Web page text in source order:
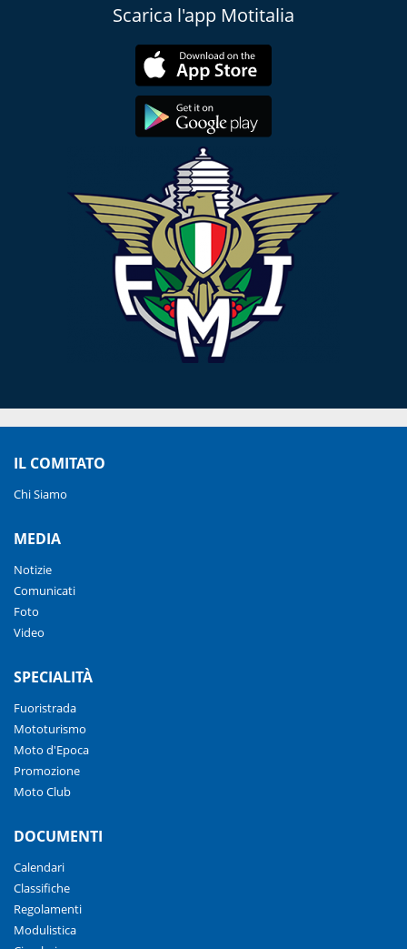
Scarica l'app Motitalia
IL COMITATO
Chi Siamo
MEDIA
Notizie
Comunicati
Foto
Video
SPECIALITÀ
Fuoristrada
Mototurismo
Moto d'Epoca
Promozione
Moto Club
DOCUMENTI
Calendari
Classifiche
Regolamenti
Modulistica